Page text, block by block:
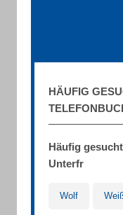
HÄUFIG
Häufig
Unterfr
Wolf